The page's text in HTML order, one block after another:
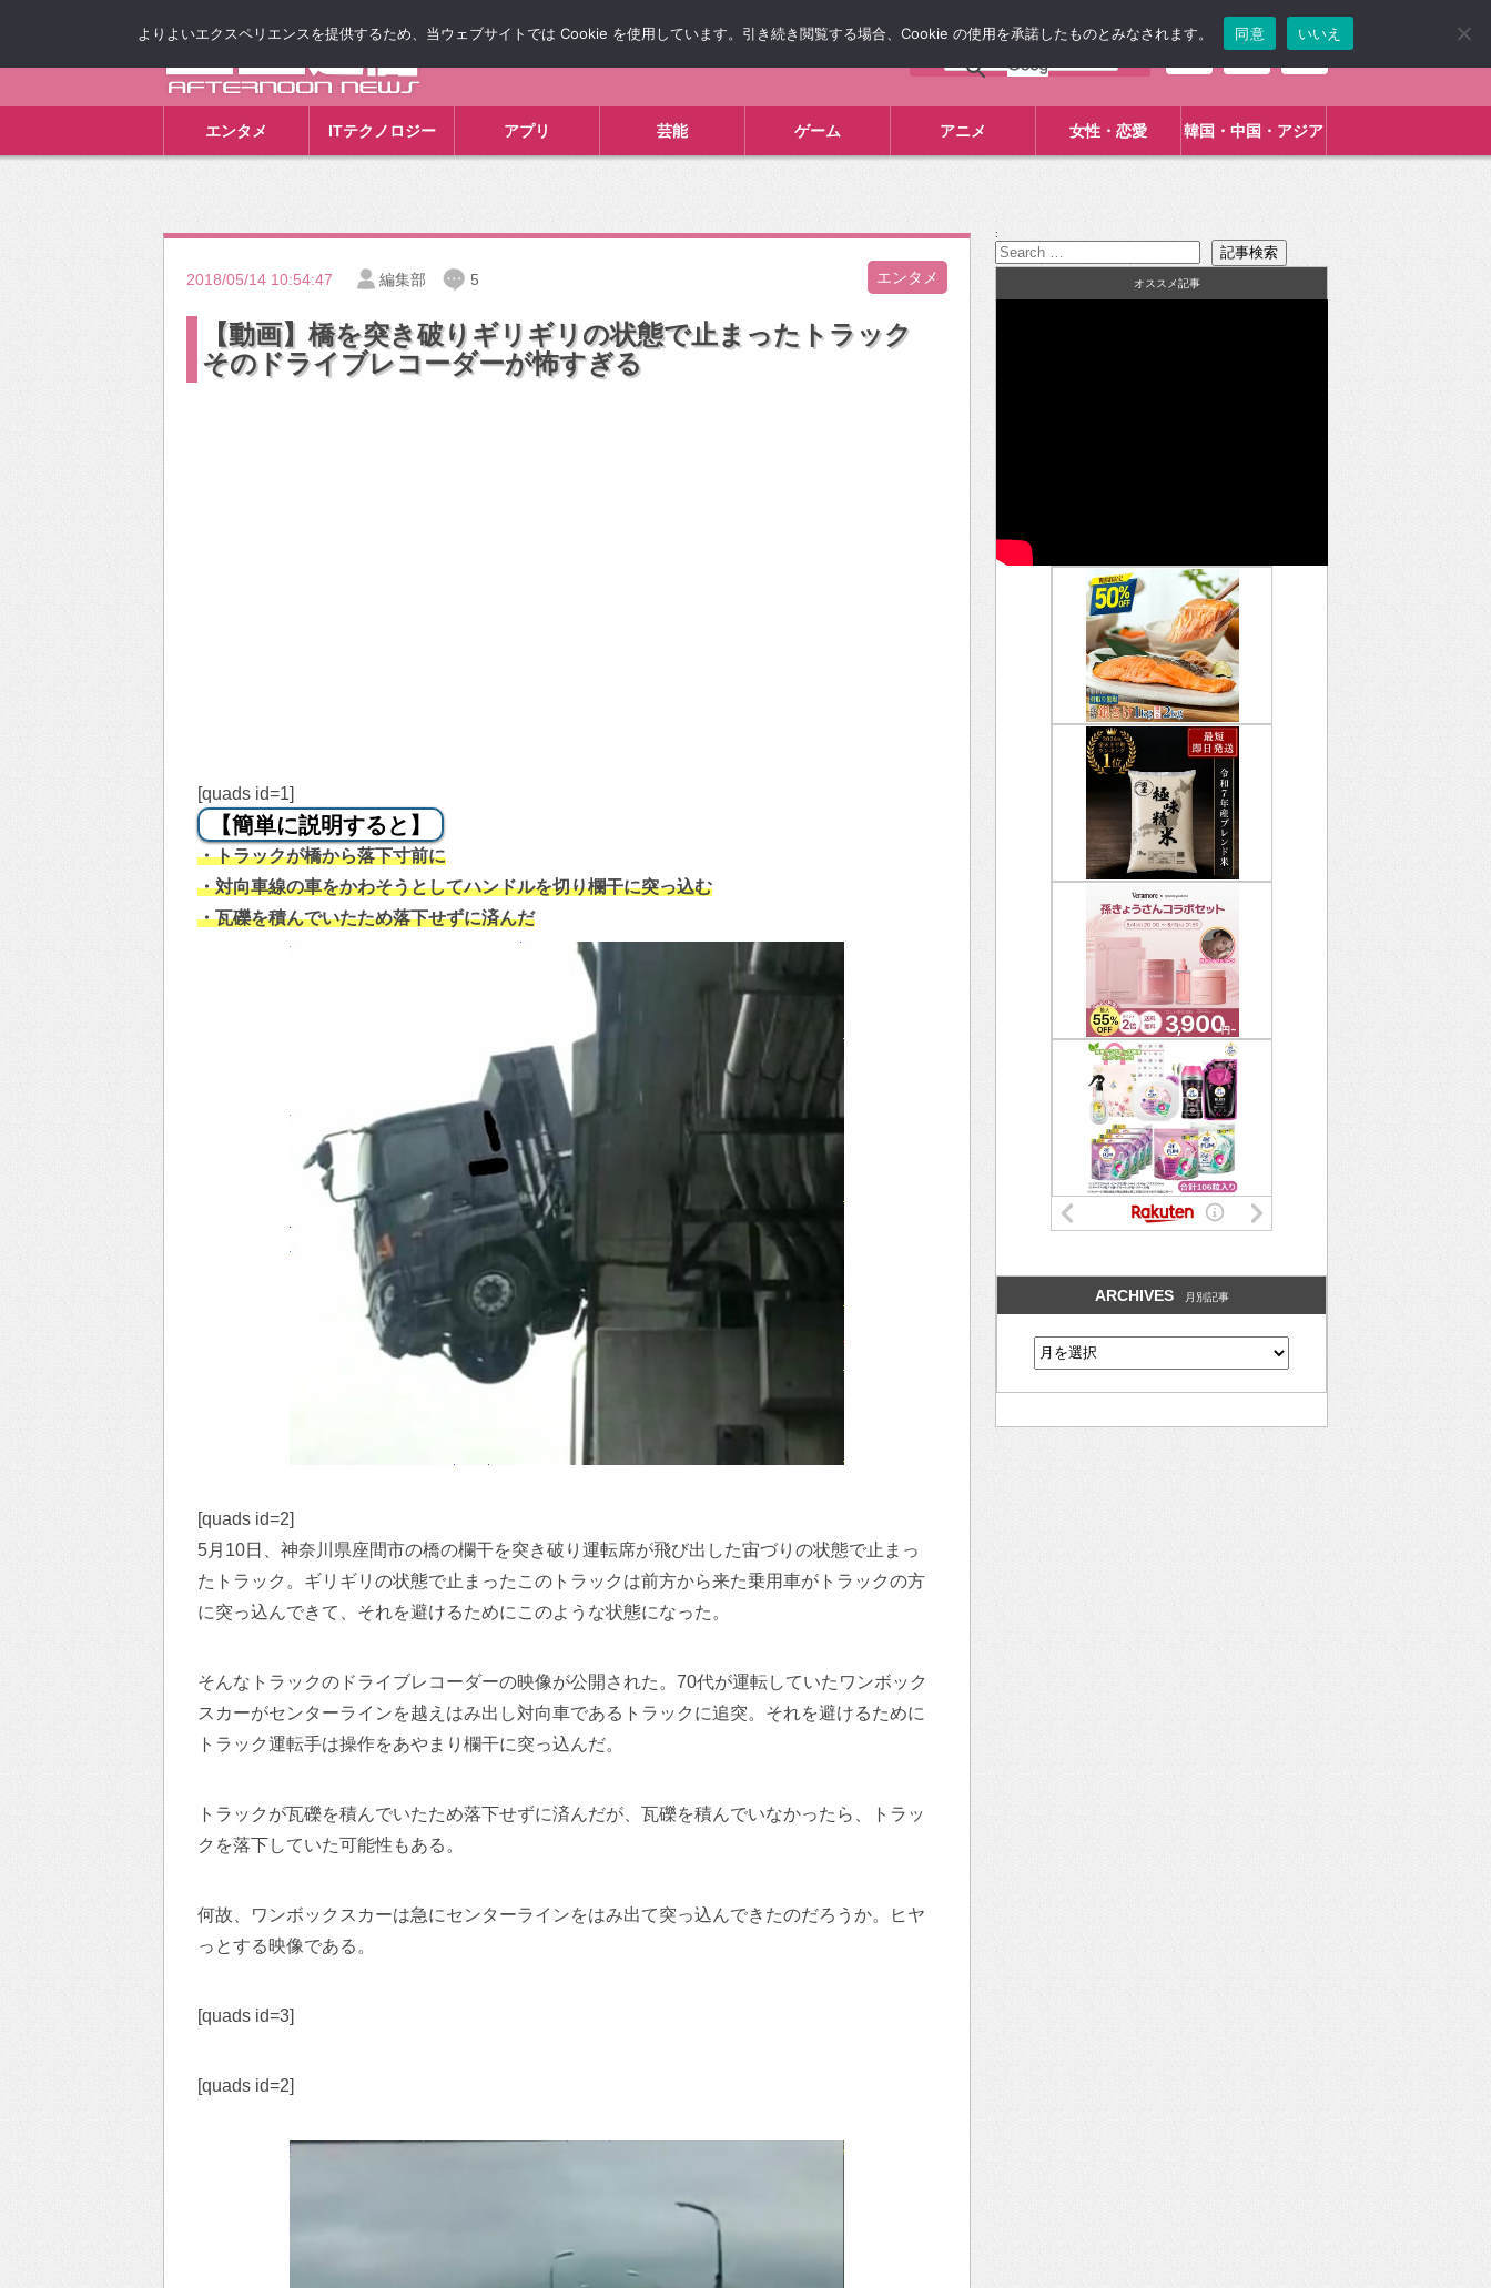
エンタメ ITテクノロジー アプリ 芸能 ゲーム アニメ 女性・恋愛 韓国・中国・アジア
2018/05/14 10:54:47 編集部 5 エンタメ
【動画】橋を突き破りギリギリの状態で止まったトラック
そのドライブレコーダーが怖すぎる
[quads id=1]
【簡単に説明すると】
・トラックが橋から落下寸前に
・対向車線の車をかわそうとしてハンドルを切り欄干に突っ込む
・瓦礫を積んでいたため落下せずに済んだ
[quads id=2]
5月10日、神奈川県座間市の橋の欄干を突き破り運転席が飛び出した宙づりの状態で止まっ
たトラック。ギリギリの状態で止まったこのトラックは前方から来た乗用車がトラックの方
に突っ込んできて、それを避けるためにこのような状態になった。
そんなトラックのドライブレコーダーの映像が公開された。70代が運転していたワンボック
スカーがセンターラインを越えはみ出し対向車であるトラックに追突。それを避けるために
トラック運転手は操作をあやまり欄干に突っ込んだ。
トラックが瓦礫を積んでいたため落下せずに済んだが、瓦礫を積んでいなかったら、トラッ
クを落下していた可能性もある。
何故、ワンボックスカーは急にセンターラインをはみ出て突っ込んできたのだろうか。ヒヤ
っとする映像である。
[quads id=3]
[quads id=2]
:
オススメ記事
ARCHIVES 月別記事
よりよいエクスペリエンスを提供するため、当ウェブサイトでは Cookie を使用しています。引き続き閲覧する場合、Cookie の使用を承諾したものとみなされます。 同意 いいえ